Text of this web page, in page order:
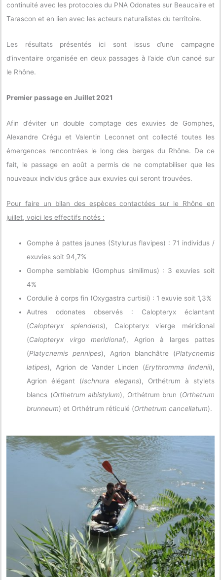
continuité avec les protocoles du PNA Odonates sur Beaucaire et
Tarascon et en lien avec les acteurs naturalistes du territoire.
Les résultats présentés ici sont issus d’une campagne
d’inventaire organisée en deux passages à l’aide d’un canoë sur
le Rhône.
Premier passage en Juillet 2021
Afin d’éviter un double comptage des exuvies de Gomphes,
Alexandre Crégu et Valentin Leconnet ont collecté toutes les
émergences rencontrées le long des berges du Rhône. De ce
fait, le passage en août a permis de ne comptabiliser que les
nouveaux individus grâce aux exuvies qui seront trouvées.
Pour faire un bilan des espèces contactées sur le Rhône en
juillet, voici les effectifs notés :
Gomphe à pattes jaunes (Stylurus flavipes) : 71 individus /
exuvies soit 94,7%
Gomphe semblable (Gomphus similimus) : 3 exuvies soit
4%
Cordulie à corps fin (Oxygastra curtisii) : 1 exuvie soit 1,3%
Autres odonates observés : Calopteryx éclantant
(Calopteryx splendens), Calopteryx vierge méridional
(Calopteryx virgo meridional), Agrion à larges pattes
(Platycnemis pennipes), Agrion blanchâtre (Platycnemis
latipes), Agrion de Vander Linden (Erythromma lindenii),
Agrion élégant (Ischnura elegans), Orthétrum à stylets
blancs (Orthetrum albistylum), Orthétrum brun (Orthetrum
brunneum) et Orthétrum réticulé (Orthetrum cancellatum).